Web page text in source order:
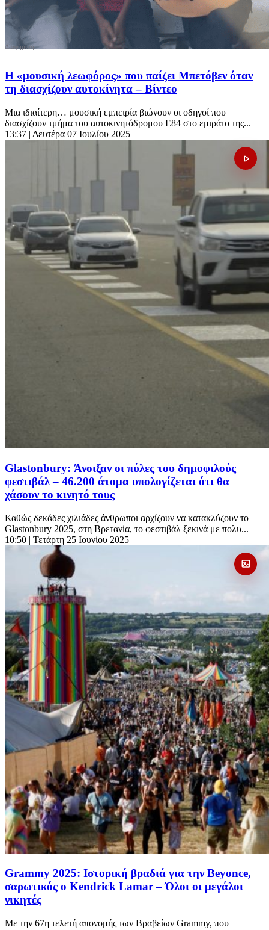
Η «μουσική λεωφόρος» που παίζει Μπετόβεν όταν
τη διασχίζουν αυτοκίνητα – Βίντεο
Μια ιδιαίτερη… μουσική εμπειρία βιώνουν οι οδηγοί που
διασχίζουν τμήμα του αυτοκινητόδρομου Ε84 στο εμιράτο της...
13:37 | Δευτέρα 07 Ιουλίου 2025
Glastonbury: Άνοιξαν οι πύλες του δημοφιλούς
φεστιβάλ – 46.200 άτομα υπολογίζεται ότι θα
χάσουν το κινητό τους
Καθώς δεκάδες χιλιάδες άνθρωποι αρχίζουν να κατακλύζουν το
Glastonbury 2025, στη Βρετανία, το φεστιβάλ ξεκινά με πολυ...
10:50 | Τετάρτη 25 Ιουνίου 2025
Grammy 2025: Ιστορική βραδιά για την Beyonce,
σαρωτικός ο Kendrick Lamar – Όλοι οι μεγάλοι
νικητές
Με την 67η τελετή απονομής των Βραβείων Grammy, που